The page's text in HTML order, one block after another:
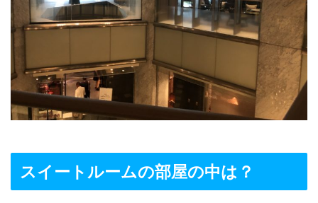
スイートルームの部屋の中は？